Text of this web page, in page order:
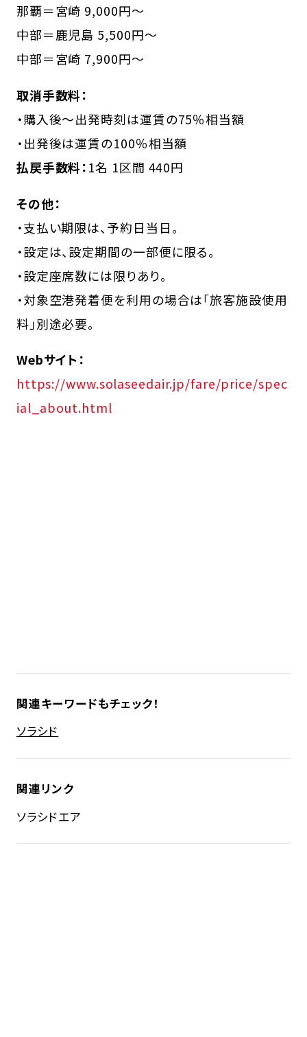
那覇＝宮崎 9,000円～
中部＝鹿児島 5,500円～
中部＝宮崎 7,900円～
取消手数料：
・購入後～出発時刻は運賃の75％相当額
・出発後は運賃の100％相当額
払戻手数料：1名 1区間 440円
その他：
・支払い期限は、予約日当日。
・設定は、設定期間の一部便に限る。
・設定座席数には限りあり。
・対象空港発着便を利用の場合は「旅客施設使用
料」別途必要。
Webサイト：
https://www.solaseedair.jp/fare/price/spec
ial_about.html
関連キーワードもチェック！
ソラシド
関連リンク
ソラシドエア